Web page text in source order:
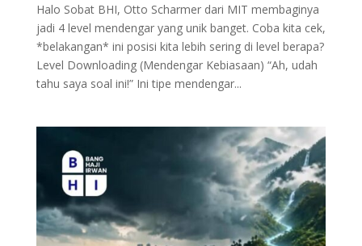
Halo Sobat BHI, Otto Scharmer dari MIT membaginya
jadi 4 level mendengar yang unik banget. Coba kita cek,
*belakangan* ini posisi kita lebih sering di level berapa?
Level Downloading (Mendengar Kebiasaan) “Ah, udah
tahu saya soal ini!” Ini tipe mendengar...